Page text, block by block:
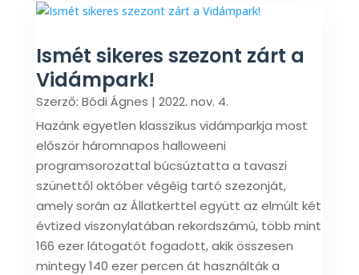
Ismét sikeres szezont zárt a
Vidámpark!
Szerző: Bódi Ágnes | 2022. nov. 4.
Hazánk egyetlen klasszikus vidámparkja most
először háromnapos halloweeni
programsorozattal búcsúztatta a tavaszi
szünettől október végéig tartó szezonját,
amely során az Állatkerttel együtt az elmúlt két
évtized viszonylatában rekordszámú, több mint
166 ezer látogatót fogadott, akik összesen
mintegy 140 ezer percen át használták a